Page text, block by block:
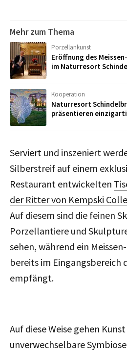
Mehr zum Thema
Porzellankunst
Eröffnung des
im Naturresort
Kooperation
Naturresort
präsentieren
Serviert und inszeniert
Silberstreif auf einem
Restaurant entwickelten
der Ritter von Kempski
Auf diesem sind die feinen
Porzellantiere und
sehen, während ein
bereits im Eingangsbereich
empfängt.
Auf diese Weise gehen
unverwechselbare